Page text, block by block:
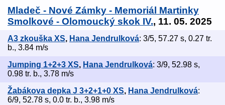
Mladeč - Nové Zámky - Memoriál Martinky
Smolkové - Olomoucký skok IV., 11. 05. 2025
A3 zkouška XS, Hana Jendrulková: 3/5, 57.27 s, 0.27 tr.
b., 3.84 m/s
Jumping 1+2+3 XS, Hana Jendrulková: 3/9, 52.98 s,
0.98 tr. b., 3.78 m/s
Žabákova depka J 3+2+1+0 XS, Hana Jendrulková:
6/9, 52.78 s, 0.0 tr. b., 3.98 m/s